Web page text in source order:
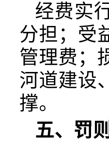
经费实
分担；受
管理费；
河道建设
撑。
五、罚